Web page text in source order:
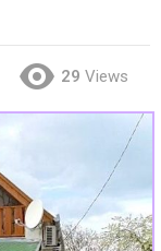
29 Views